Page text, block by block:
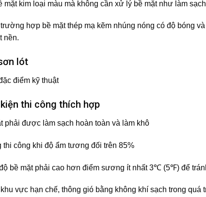
mặt kim loại màu mà không cần xử lý bề mặt như làm
hợp bề mặt thép mạ kẽm nhúng nóng có độ bóng
nền.
lót
điểm kỹ thuật
thi công thích hợp
phải được làm sạch hoàn toàn và làm khô
thi công khi độ ẩm tương đối trên 85%
bề mặt phải cao hơn điểm sương ít nhất 3℃ (5℉) để
vực hạn chế, thông gió bằng không khí sạch trong